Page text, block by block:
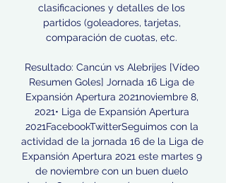
clasificaciones y detalles de los
partidos (goleadores, tarjetas,
comparación de cuotas, etc.
Resultado: Cancún vs Alebrijes [Vídeo
Resumen Goles] Jornada 16 Liga de
Expansión Apertura 2021noviembre 8,
2021• Liga de Expansión Apertura
2021FacebookTwitterSeguimos con la
actividad de la jornada 16 de la Liga de
Expansión Apertura 2021 este martes 9
de noviembre con un buen duelo